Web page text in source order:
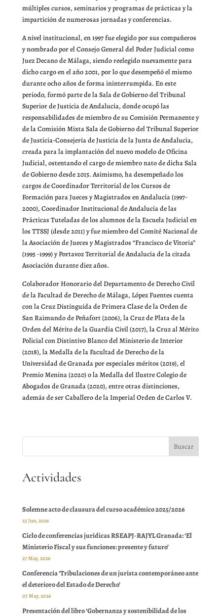
múltiples cursos, seminarios y programas de prácticas y la
impartición de numerosas jornadas y conferencias.
A nivel institucional, en 1997 fue elegido por sus compañeros
y nombrado por el Consejo General del Poder Judicial como
Juez Decano de Málaga, siendo reelegido nuevamente para
dicho cargo en el año 2001, por lo que desempeñó el mismo
durante ocho años de forma ininterrumpida. En este
periodo, formó parte de la Sala de Gobierno del Tribunal
Superior de Justicia de Andalucía, donde ocupó las
responsabilidades de miembro de su Comisión Permanente y
de la Comisión Mixta Sala de Gobierno del Tribunal Superior
de Justicia-Consejería de Justicia de la Junta de Andalucía,
creada para la implantación del nuevo modelo de Oficina
Judicial, ostentando el cargo de miembro nato de dicha Sala
de Gobierno desde 2015. Asimismo, ha desempeñado los
cargos de Coordinador Territorial de los Cursos de
Formación para Jueces y Magistrados en Andalucía (1997-
2000), Coordinador Institucional de Andalucía de las
Prácticas Tuteladas de los alumnos de la Escuela Judicial en
los TTSSJ (desde 2011) y fue miembro del Comité Nacional de
la Asociación de Jueces y Magistrados “Francisco de Vitoria”
(1995 -1999) y Portavoz Territorial de Andalucía de la citada
Asociación durante diez años.
Colaborador Honorario del Departamento de Derecho Civil
de la Facultad de Derecho de Málaga, López Fuentes cuenta
con la Cruz Distinguida de Primera Clase de la Orden de
San Raimundo de Peñafort (2006), la Cruz de Plata de la
Orden del Mérito de la Guardia Civil (2017), la Cruz al Mérito
Policial con Distintivo Blanco del Ministerio de Interior
(2018), la Medalla de la Facultad de Derecho de la
Universidad de Granada por especiales méritos (2019), el
Premio Menina (2020) o la Medalla del Ilustre Colegio de
Abogados de Granada (2020), entre otras distinciones,
además de ser Caballero de la Imperial Orden de Carlos V.
Actividades
Solemne acto de clausura del curso académico 2025/2026
23 Jun, 2026
Ciclo de conferencias jurídicas RSEAPJ-RAJYL Granada: ‘El
Ministerio Fiscal y sus funciones: presente y futuro’
27 May, 2026
Conferencia ‘Tribulaciones de un jurista contemporáneo ante
el deterioro del Estado de Derecho’
07 May, 2026
Presentación del libro ‘Gobernanza y sostenibilidad de los